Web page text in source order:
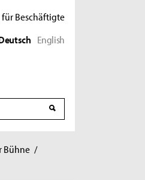
Beschäftigte
English
Bühne /